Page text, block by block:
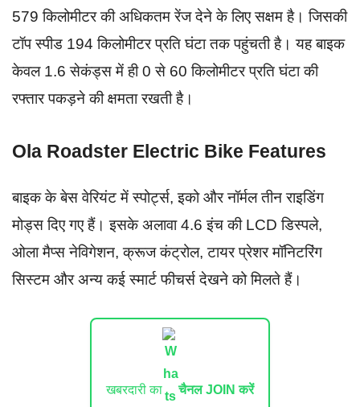
579 किलोमीटर की अधिकतम रेंज देने के लिए सक्षम है। जिसकी
टॉप स्पीड 194 किलोमीटर प्रति घंटा तक पहुंचती है। यह बाइक
केवल 1.6 सेकंड्स में ही 0 से 60 किलोमीटर प्रति घंटा की
रफ्तार पकड़ने की क्षमता रखती है।
Ola Roadster Electric Bike Features
बाइक के बेस वेरियंट में स्पोर्ट्स, इको और नॉर्मल तीन राइडिंग
मोड्स दिए गए हैं। इसके अलावा 4.6 इंच की LCD डिस्पले,
ओला मैप्स नेविगेशन, क्रूज कंट्रोल, टायर प्रेशर मॉनिटरिंग
सिस्टम और अन्य कई स्मार्ट फीचर्स देखने को मिलते हैं।
खबरदारी का चैनल JOIN करें